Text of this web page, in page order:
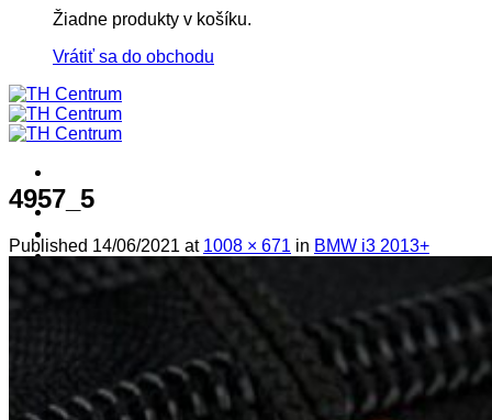
Žiadne produkty v košíku.
Vrátiť sa do obchodu
! ! ! S Ú Ť A Ž ! ! !
Produkty
Špičkový UEBLER
Autoriz. servis THULE/UEBLER
Hľadať:
4957_5
Published 14/06/2021 at 1008 × 671 in BMW i3 2013+